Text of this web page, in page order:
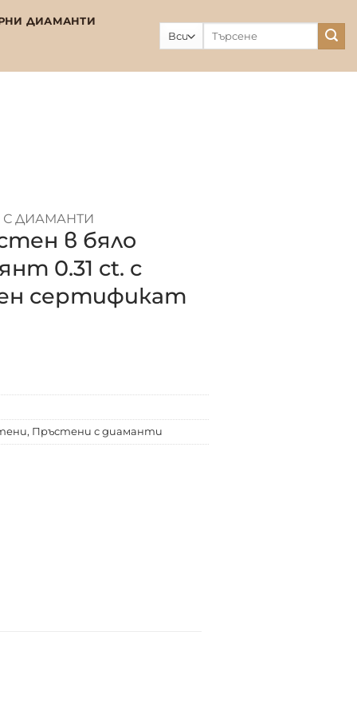
ДИАМАНТИ
С ДИАМАНТИ
в бяло
0.31 ct. с
сертификат
, Пръстени с диаманти